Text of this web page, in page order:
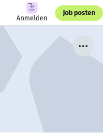
Anmelden
Job posten